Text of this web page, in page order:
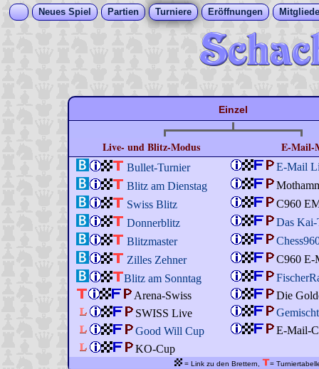
Neues Spiel Partien Turniere Eröffnungen
Einzel
Live- und Blitz-Modus E-Mail-
Bullet-Turnier
E-Mail
Blitz am Dienstag
Swiss Blitz
C960
Donnerblitz
Das Kai-
Blitzmaster
Zilles Zehner
C960
Blitz am Sonntag
Arena-Swiss
Die
SWISS Live
Good Will Cup
E-Mail-
KO-Cup
= Link zu den Brettern, =